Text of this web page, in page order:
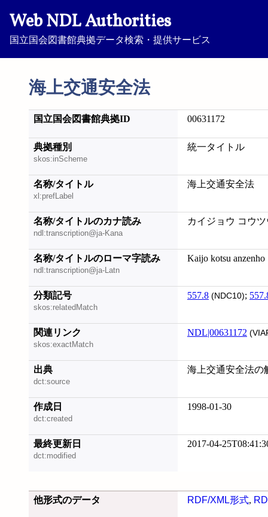
Web NDL Authorities
国立国会図書館典拠データ検索・提供サービス
海上交通安全法
国立国会図書館典拠ID 00631172
典拠種別
skos:inScheme
統一タイトル
名称/タイトル
xl:prefLabel
海上交通安全法
名称/タイトルのカナ読み
ndl:transcription@ja-Kana
カイジョウ コウ
名称/タイトルのローマ字読み
ndl:transcription@ja-Latn
Kaijo kotsu anzenho
分類記号
skos:relatedMatch
557.8 (NDC10);
関連リンク
skos:exactMatch
NDL|00631172
出典
dct:source
海上交通安全法の
作成日
dct:created
1998-01-30
最終更新日
dct:modified
2017-04-
他形式のデータ RDF/XML形式,